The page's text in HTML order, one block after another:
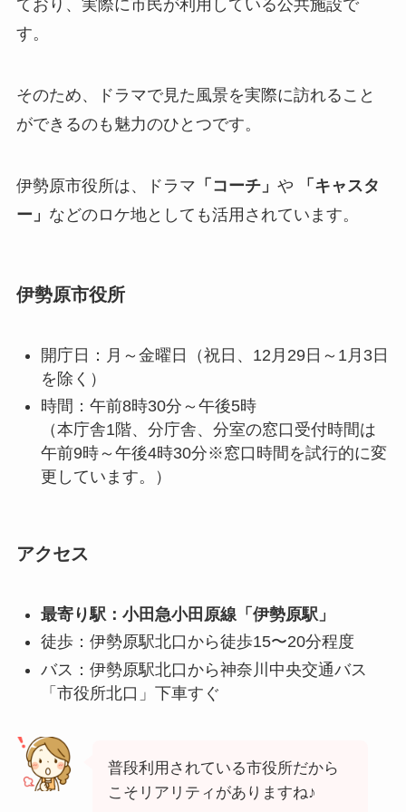
ており、実際に市民が利用している公共施設で
す。
そのため、ドラマで見た風景を実際に訪れること
ができるのも魅力のひとつです。
伊勢原市役所は、ドラマ 「コーチ」 や
「キャスタ
ー」 などのロケ地としても活用されています。
伊勢原市役所
開庁日：月～金曜日（祝日、12月29日～1月3日
を除く）
時間：午前8時30分～午後5時
（本庁舎1階、分庁舎、分室の窓口受付時間は
午前9時～午後4時30分※窓口時間を試行的に変
更しています。）
アクセス
最寄り駅：小田急小田原線「伊勢原駅」
徒歩：伊勢原駅北口から徒歩15〜20分程度
バス：伊勢原駅北口から神奈川中央交通バス
「市役所北口」下車すぐ
普段利用されている市役所だから
こそリアリティがありますね♪